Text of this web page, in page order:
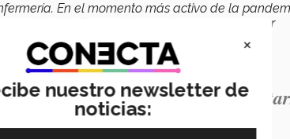
En el momento más activo de la
delante.
Ese espíritu es el que queremos ver
profesión que ha sabido
nuestro mejor trabajo”.
×
nuestro newsletter de
noticias: